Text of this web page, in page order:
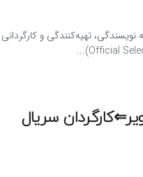
تهیه‌کنندگی و کارگردانی
سریال